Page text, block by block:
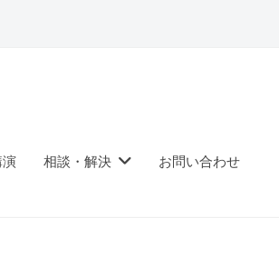
演 相談・解決 お問い合わせ